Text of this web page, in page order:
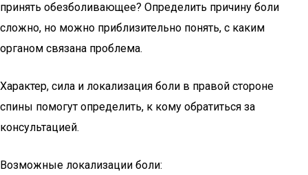
принять обезболивающее? Определить причину боли
сложно, но можно приблизительно понять, с каким
органом связана проблема.
Характер, сила и локализация боли в правой стороне
спины помогут определить, к кому обратиться за
консультацией.
Возможные локализации боли: